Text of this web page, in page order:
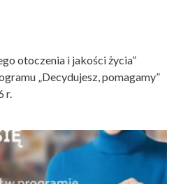
otoczenia i jakości życia”
„Decydujesz, pomagamy”
r.